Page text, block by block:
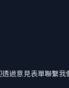
過意見表單聯繫我